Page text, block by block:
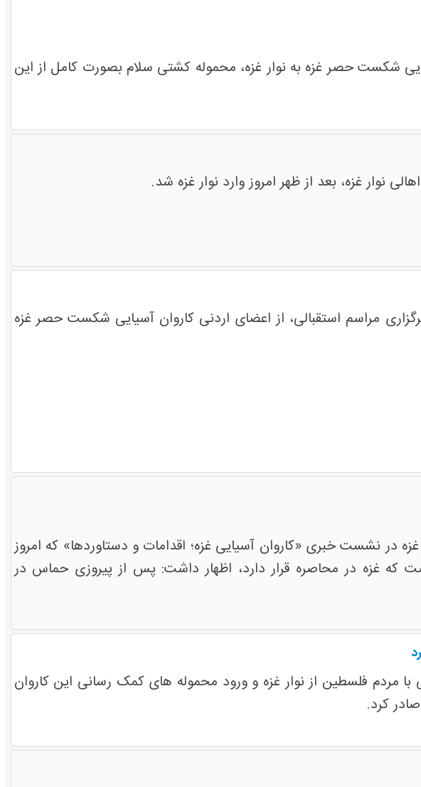
شکست حصر غزه به نوار غزه، محموله کشتی سلام بصورت کامل از این
نوار غزه، بعد از ظهر امروز وارد نوار غزه شد.
مراسم استقبالی، از اعضای اردنی کاروان آسیایی شکست حصر غزه
در نشست خبری «کاروان آسیایی غزه؛ اقدامات و دستاوردها» که امروز
فارس برگزار شد، با بیان اینکه 5 سال است که غزه در محاصره قرار دارد، اظهار داشت: پس از پیروزی حماس در
مردم فلسطین از نوار غزه و ورود محموله های کمک رسانی این کاروان
کرد.